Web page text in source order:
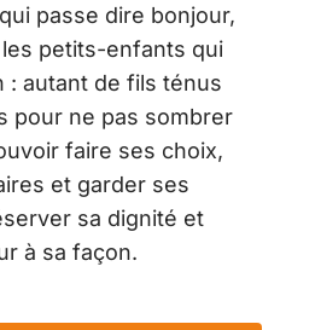
passe dire bonjour,
les petits-enfants qui
: autant de fils ténus
pour ne pas sombrer
faire ses choix,
et garder ses
sa dignité et
à sa façon.